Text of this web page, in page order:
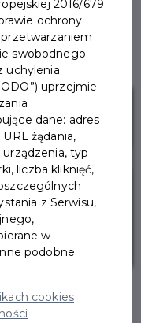
2016/679
ochrony
swobodnego
uchylenia
uprzejmie
dane: adres
żądania,
typ
liczba kliknięć,
z Serwisu,
w
podobne
cookies